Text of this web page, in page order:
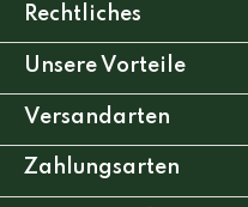
Rechtliches
Unsere Vorteile
Versandarten
Zahlungsarten